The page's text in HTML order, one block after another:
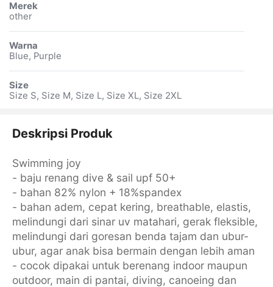
Merek
other
Warna
Blue, Purple
Size
Size S, Size M, Size L, Size XL, Size 2XL
Deskripsi Produk
Swimming joy
- baju renang dive & sail upf 50+
- bahan 82% nylon + 18%spandex
- bahan adem, cepat kering, breathable, elastis,
melindungi dari sinar uv matahari, gerak fleksible,
melindungi dari goresan benda tajam dan ubur-
ubur, agar anak bisa bermain dengan lebih aman
- cocok dipakai untuk berenang indoor maupun
outdoor, main di pantai, diving, canoeing dan